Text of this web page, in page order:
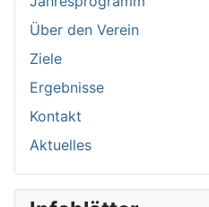
Über den Verein
Ziele
Ergebnisse
Kontakt
Aktuelles